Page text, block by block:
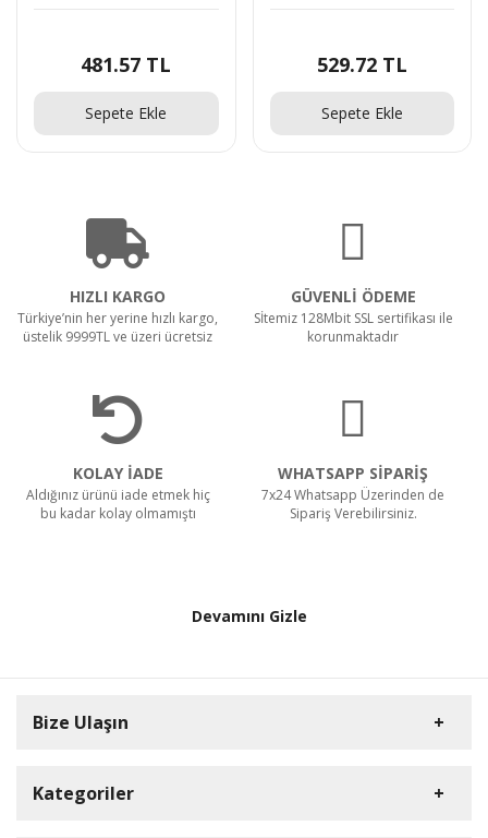
481.57 TL
Sepete Ekle
529.72 TL
Sepete Ekle
HIZLI KARGO
Türkiye’nin her yerine hızlı kargo,
üstelik 9999TL ve üzeri ücretsiz
GÜVENLİ ÖDEME
Sİtemiz 128Mbit SSL sertifikası ile
korunmaktadır
KOLAY İADE
Aldığınız ürünü iade etmek hiç
bu kadar kolay olmamıştı
WHATSAPP SİPARİŞ
7x24 Whatsapp Üzerinden de
Sipariş Verebilirsiniz.
Devamını Gizle
Bize Ulaşın
Kategoriler